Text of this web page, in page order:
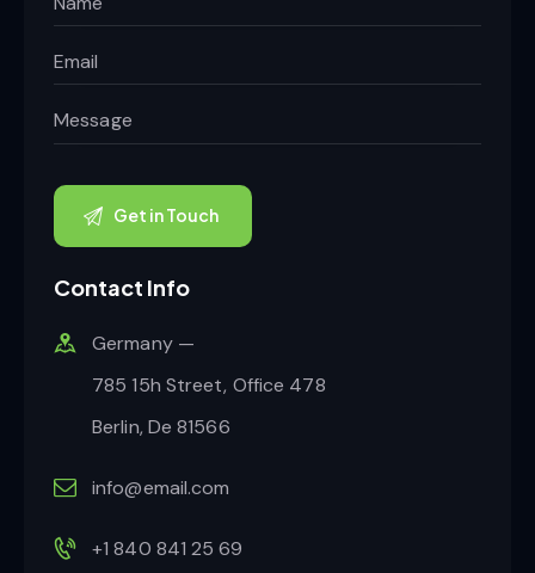
Contact Info
Germany —
785 15h Street, Office 478
Berlin, De 81566
info@email.com
+1 840 841 25 69